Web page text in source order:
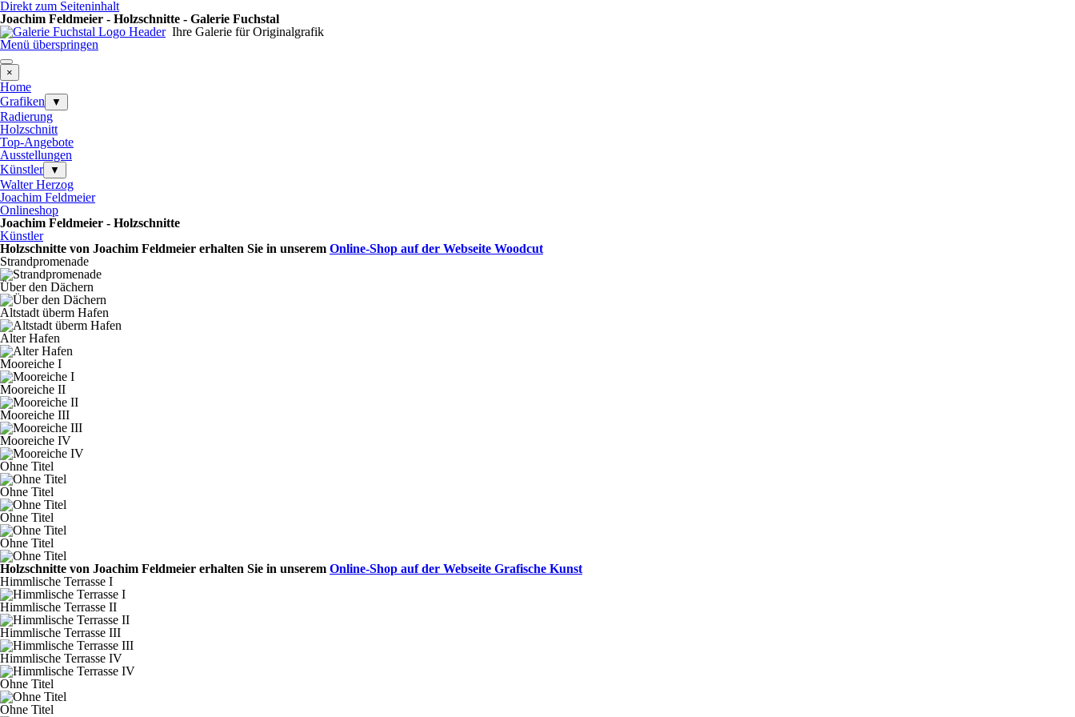
Direkt zum Seiteninhalt
Joachim Feldmeier - Holzschnitte - Galerie Fuchstal
Ihre Galerie für Originalgrafik
Menü überspringen
×
Home
Grafiken
▼
Radierung
Holzschnitt
Top-Angebote
Ausstellungen
Künstler
▼
Walter Herzog
Joachim Feldmeier
Onlineshop
Joachim Feldmeier - Holzschnitte
Künstler
Holzschnitte von Joachim Feldmeier erhalten Sie in unserem Online-Shop auf der Webseite Woodcut
Strandpromenade
Über den Dächern
Altstadt überm Hafen
Alter Hafen
Mooreiche I
Mooreiche II
Mooreiche III
Mooreiche IV
Ohne Titel
Ohne Titel
Ohne Titel
Ohne Titel
Holzschnitte von Joachim Feldmeier erhalten Sie in unserem Online-Shop auf der Webseite Grafische Kunst
Himmlische Terrasse I
Himmlische Terrasse II
Himmlische Terrasse III
Himmlische Terrasse IV
Ohne Titel
Ohne Titel